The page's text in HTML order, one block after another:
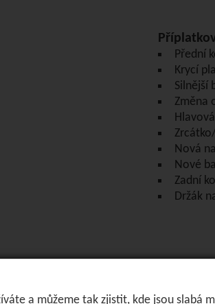
Přední
Krycí
Silnější
Změna
Nová
Nové
Zadní
Držák
a můžeme tak zjistit, kde jsou slabá